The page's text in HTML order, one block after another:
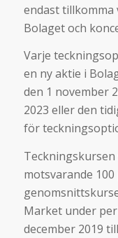
endast
Bolaget och
Varje
en ny aktie i
den 1 november
2023 eller den
för
motsvarande
Market under
december 2019